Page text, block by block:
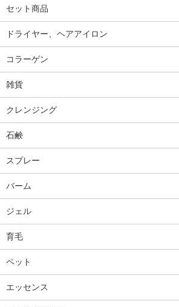
セット商品
ドライヤー、ヘアアイロン
コラーゲン
雑貨
クレンジング
石鹸
スプレー
バーム
ジェル
育毛
ペット
エッセンス